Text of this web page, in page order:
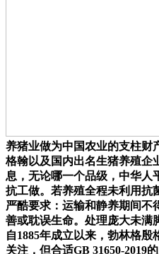
养猪业做为中国农业的支柱财
格翰以及国内出名生猪养殖企
息，无论哪一个品级，中华人
抗工做。若养殖全程未利用抗
严酷要求：运输和静养期间不
善或耽误生命。处理庞大未满
自1885年成立以来，勃林格
关注，但合适GB 31650-2019